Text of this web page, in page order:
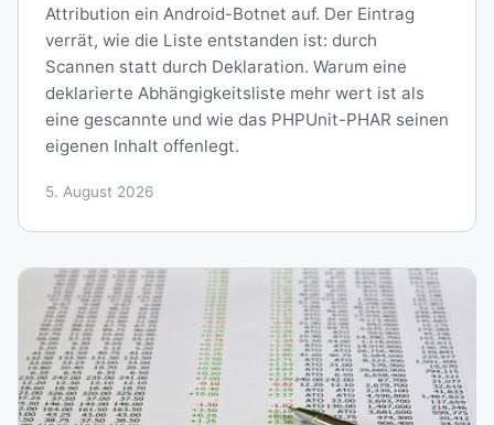
Attribution ein Android-Botnet auf. Der Eintrag
verrät, wie die Liste entstanden ist: durch
Scannen statt durch Deklaration. Warum eine
deklarierte Abhängigkeitsliste mehr wert ist als
eine gescannte und wie das PHPUnit-PHAR seinen
eigenen Inhalt offenlegt.
5. August 2026